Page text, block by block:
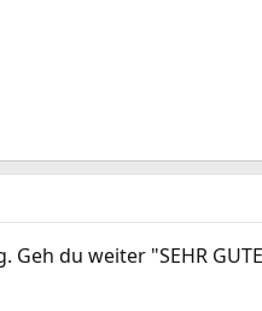
du weiter "SEHR